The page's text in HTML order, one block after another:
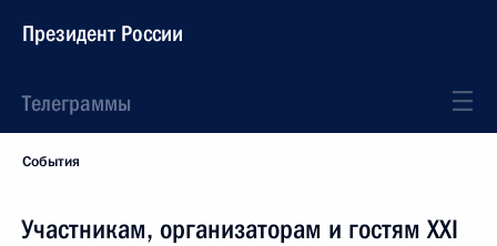
Президент России
Телеграммы
События
Участникам, организаторам и гостям XXI